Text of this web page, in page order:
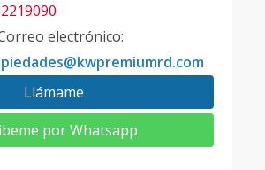
electrónico:
Llámame
por Whatsapp